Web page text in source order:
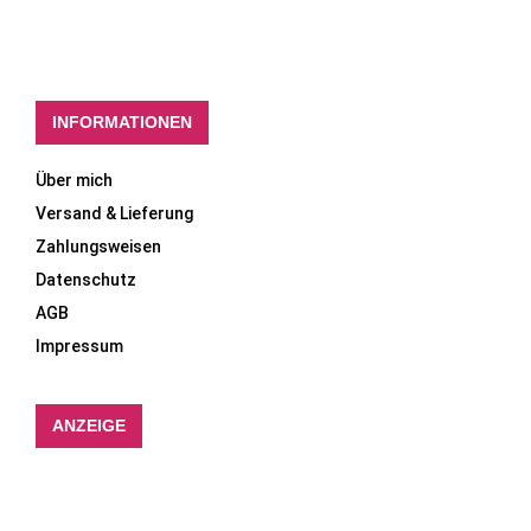
INFORMATIONEN
Über mich
Versand & Lieferung
Zahlungsweisen
Datenschutz
AGB
Impressum
ANZEIGE